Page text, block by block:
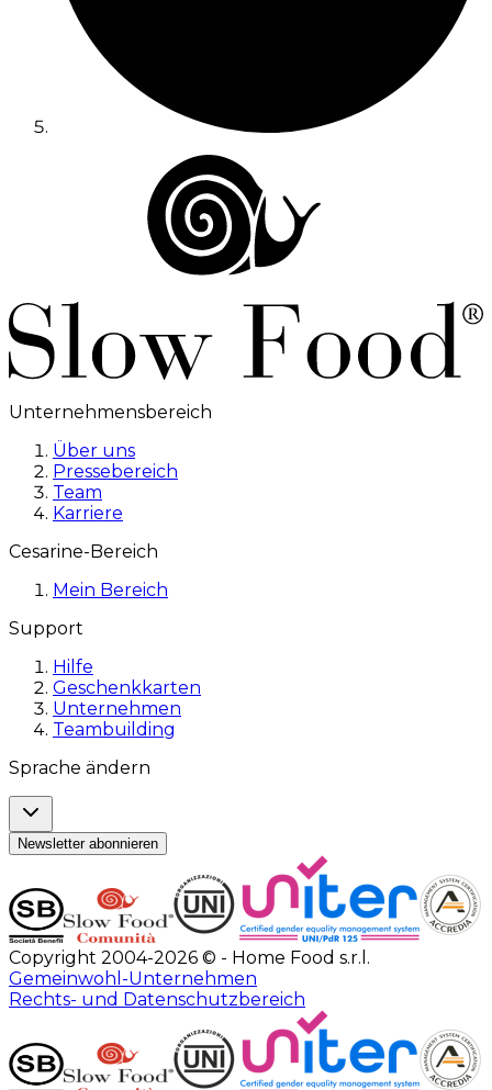
Unternehmensbereich
Über uns
Pressebereich
Team
Karriere
Cesarine-Bereich
Mein Bereich
Support
Hilfe
Geschenkkarten
Unternehmen
Teambuilding
Sprache ändern
Newsletter abonnieren
Copyright 2004-2026 © - Home Food s.r.l.
Gemeinwohl-Unternehmen
Rechts- und Datenschutzbereich